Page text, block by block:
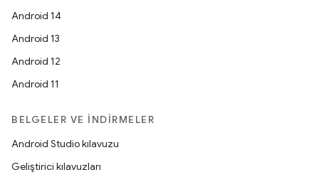
Android 14
Android 13
Android 12
Android 11
BELGELER VE İNDIRMELER
Android Studio kılavuzu
Geliştirici kılavuzları